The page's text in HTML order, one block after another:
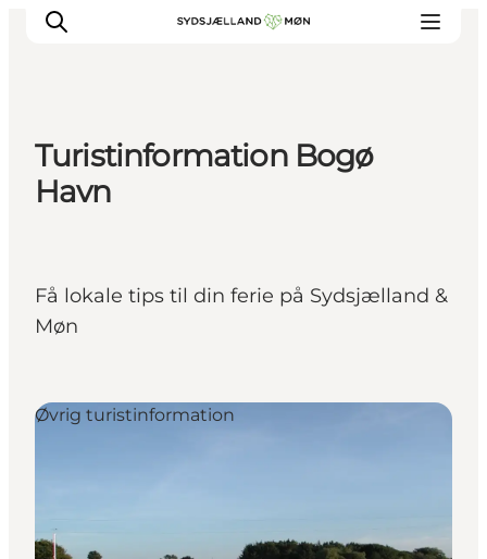
Oplev
Overnat
Planlæg din tur
Turistinformation Bogø
Havn
Få lokale tips til din ferie på Sydsjælland &
Møn
Øvrig turistinformation